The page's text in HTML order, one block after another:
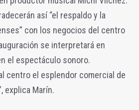
así “el respaldo y la
con los negocios del centro
se interpretará en
el espectáculo sonoro.
centro el esplendor comercial de
explica Marín.